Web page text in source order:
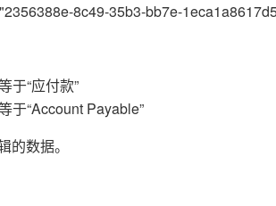
8c49-35b3-bb7e-
于“应付款”
于“Account Payable”
数据。